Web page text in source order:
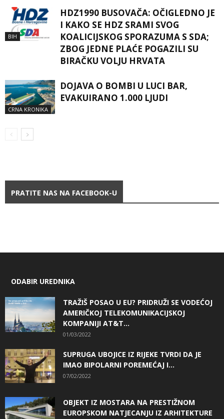
BIH
HDZ1990 BUSOVAČA: OČIGLEDNO JE
I KAKO SE HDZ SRAMI SVOG
KOALICIJSKOG SPORAZUMA S SDA;
ZBOG JEDNE PLAĆE POGAZILI SU
BIRAČKU VOLJU HRVATA
CRNA KRONIKA
DOJAVA O BOMBI U LUCI BAR,
EVAKUIRANO 1.000 LJUDI
PRATITE NAS NA FACEBOOK-U
ODABIR UREDNIKA
TRAŽIŠ POSAO U EU? PRIDRUŽI SE VODEĆOJ
AMERIČKOJ TELEKOMUNIKACIJSKOJ
KOMPANIJI AT&T...
01/03/2022
SUPRUGA UBOJICE IZ RIJEKE TVRDI DA JE
IMAO BIPOLARNI POREMEĆAJ I...
07/02/2022
OBJEKT IZ MOSTARA NA PRESTIŽNOM
EUROPSKOM NATJECANJU IZ ARHITEKTURE